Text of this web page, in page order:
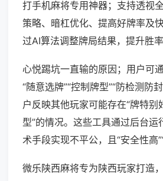
打手机麻将专用神器；支持透视
策略、暗杠优化、提高好牌率及
过AI算法调整牌局结果，提升胜率
心悦踢坑一直输的原因；用户可
“随意选牌”“控制牌型”“防检测防
户反映其他玩家可能存在“牌特别
型”的情况。这些工具通过后台运
术手段实现不平公，且“安全性高
微乐陕西麻将专为陕西玩家打造